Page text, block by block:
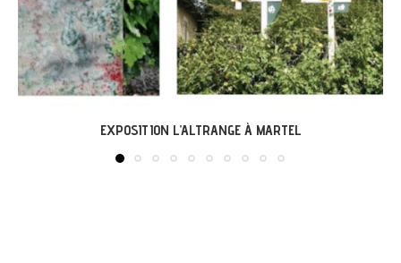
LABASTIDE-DU-VERT : EXPO « ARBONIRISME »